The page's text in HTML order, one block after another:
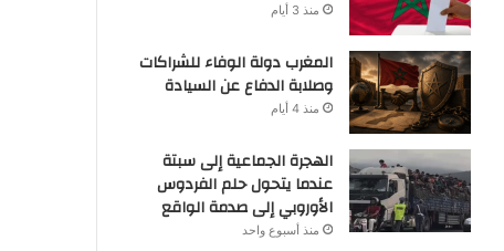
منذ 3 أيام
المغرب دولة الوفاء للشراكات
وصلابة الدفاع عن السيادة
منذ 4 أيام
الهجرة الجماعية إلى سبتة
عندما يتحول حلم الفردوس
الأوروبي إلى صدمة الواقع
منذ أسبوع واحد